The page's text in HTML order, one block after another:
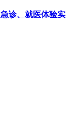
诊、就医体验实